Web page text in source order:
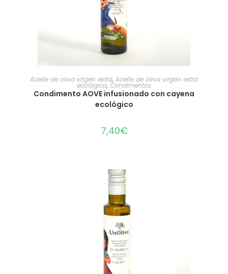
AÑADIR AL CARRITO
Aceite de oliva virgen extra, Aceite de oliva virgen extra
ecológico, Condimentos
Condimento AOVE infusionado con cayena
ecológico
7,40€